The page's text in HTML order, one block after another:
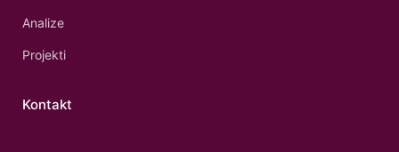
Analize
Projekti
Kontakt